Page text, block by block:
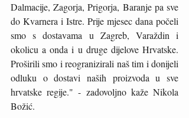
Dalmacije, Zagorja, Prigorja, Baranje pa sve
do Kvarnera i Istre. Prije mjesec dana počeli
smo s dostavama u Zagreb, Varaždin i
okolicu a onda i u druge dijelove Hrvatske.
Proširili smo i reogranizirali naš tim i donijeli
odluku o dostavi naših proizvoda u sve
hrvatske regije." - zadovoljno kaže Nikola
Božić.